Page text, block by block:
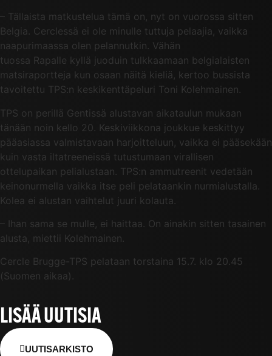
– Tällaista matkustelua tämä on, nyt on vuorossa sitten
Belgia. Cerclessä ei ole minulle tuttuja pelaajia, vaikka
naapurimaassa olen pelannutkin. Vähän
tuossa Rapalle kyllä juoduin tulkkaamaan belgialaisten
matsiraportteja kun osaan näitä kieliä, kertoo bussista
tavoitettu TPS:n keskikenttäpeluri Toni Kolehmainen.
TPS on perillä Gentissä alustavan aikataulun mukaan
tänään noin kello 20. Keskiviikkona joukkue keskittyy
pääasiassa valmistavaan harjoitteluun, vaikka ei pääsekään
kuin vasta iltatreeneissä tutustumaan virallisen
ottelupaikan pelialustaan. TPS:n ammutreenit vedetään
keinonurmella vaikka itse peli pelataankin nurmialustalla.
Kolea ei alustan vaihtelut juuri kolauta.
– Ihan sama se mulle, ei haittaa. On ainakin sitten tasainen
alusta, miettii Kolehmainen.
Cercle Brugge-TPS pelataan torstaina 15.7. klo 20.45
(Suomen aikaa).
LISÄÄ UUTISIA
UUTISARKISTO